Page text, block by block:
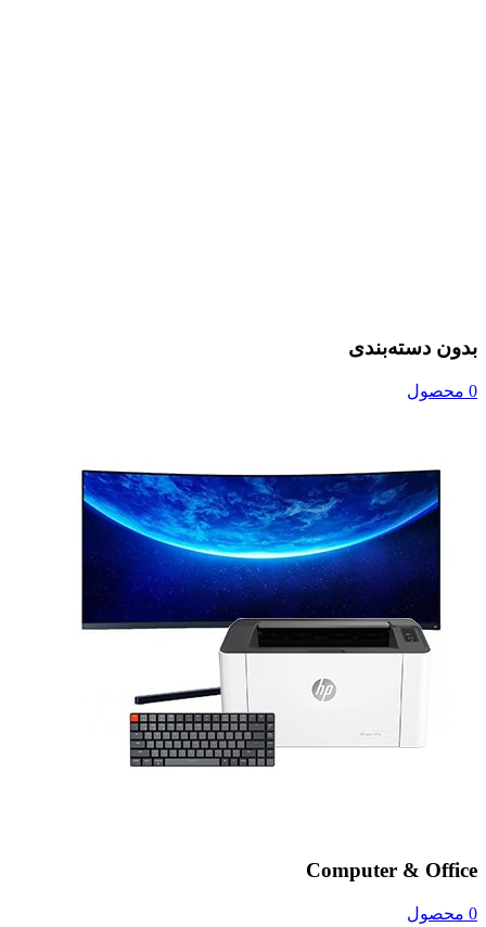
بدون دسته‌بندی
0 محصول
Computer & Office
0 محصول